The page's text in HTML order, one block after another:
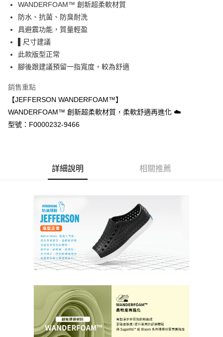
大哥付你分期
相關說明
【大哥付你分期使用說明】
1.本服務由台灣大哥大提供，台灣大哥大用戶可立即使用無須另外申請。
2.付款方式選擇「大哥付你分期」，訂單成立後會自動跳轉到大哥付的交易
流程，驗證手機門號後，選擇欲分期的期數、繳款截止日，確認付款後即完
成交易。
4.訂單成立30分鐘內，如未前往確認交易或遇審核未通過，訂單將自動取
法說明評估內容。
【繳款方式說明】
1.分期款項不併入電信帳單，「大哥付你分期」於每月結算日後寄送繳費提
2.基於同意付款使用「大哥付你分期」之契約關係目的，商店將以您的個人
資料（包含姓名、電話或地址）提供予台灣大哥大進項蒐集、處理及利用，
由本公司與您本人進行分期帳單所需資料之確認、核對及更正。
3.完整用戶服務條款，請詳閱以下連結：https://oppay.tw/userRule
AFTEE先享後付
相關說明
【關於「AFTEE先享後付」】
AFTEE先享後付是「在收到商品之後才付款」的支付方式。 讓您購物簡單
１．簡單：不需註冊會員、不需綁卡、不需儲值。
２．便利：只要手機號碼，簡訊認證，即可結帳。
３．安心：先確認商品／服務後，再付款。
【「AFTEE先享後付」結帳流程】
ATM／網路銀行／等多元方式進行付款，方視為交易完成。
※ 請注意：結帳手續完成當下不需立刻繳費，但若您需要取消訂單，請聯絡
※ 交易是否成功請以「AFTEE先享後付 」之結帳頁面顯示為準，若有關於
是否繳費成功／繳費後需取消欲退款等相關疑問，請聯繫「AFTEE先享後付
客戶支援中心」https://netprotections.freshdesk.com/support/home
【注意事項】
１．透過由恩沛科技股份有限公司提供之「AFTEE先享後付」服務完成之交
易，需依本服務之必要範圍內提供個人資料，並將交易相關給付款項請求債
權轉讓予恩沛科技股份有限公司。
https://aftee.tw/terms/#terms3
３．未成年的使用者請事先徵得法定代理人或監護人之同意方可使用
「AFTEE先享後付」，若未經同意申辦者引起之損失，本公司不負相關責
４．使用「AFTEE先享後付」時，將依據個別帳號之用戶狀況，依本公司即
時審查核予不同之上限額度；若仍有額度不足之情形，本公司將視審查結果
ATM付款
付款後全家取貨
每筆NT$70，滿NT$899(含以上)免運費
京站台北店客服中心(1F星巴克旁) 即日起不提供京站紙袋，取件時
請自備購物袋，若需購買紙袋可現場詢問
WANDERFOAM™ 創新超柔軟材質
防水、抗菌、防臭耐洗
具避震功能，質量輕盈
▌尺寸建議
此款版型正常
腳後跟建議預留一指寬度，較為舒適
銷售重點
【JEFFERSON WANDERFOAM™】
WANDERFOAM™ 創新超柔軟材質，柔軟舒適再進化 ☁️
型號：F0000232-9466
詳細說明 相關推薦